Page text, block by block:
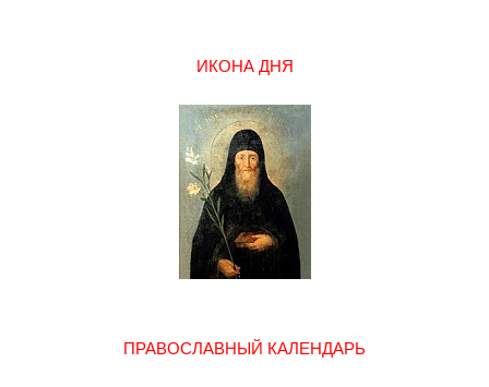
ИКОНА ДНЯ
ПРАВОСЛАВНЫЙ КАЛЕНДАРЬ